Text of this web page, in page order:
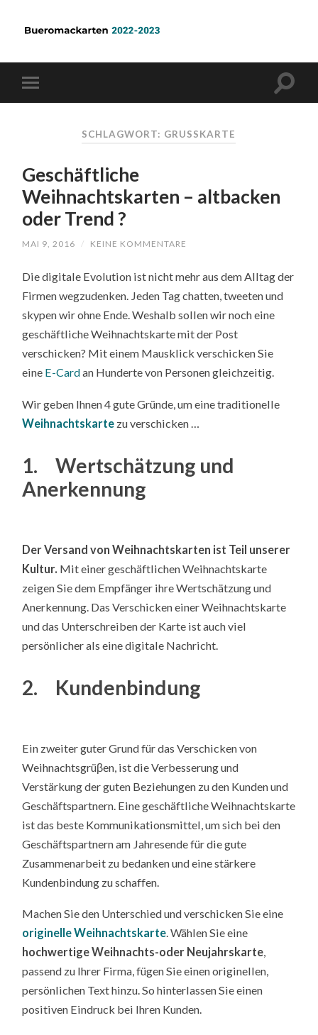
SCHLAGWORT: GRUSSKARTE
Geschäftliche
Weihnachtskarten – altbacken
oder Trend ?
MAI 9, 2016 / KEINE KOMMENTARE
Die digitale Evolution ist nicht mehr aus dem Alltag der
Firmen wegzudenken. Jeden Tag chatten, tweeten und
skypen wir ohne Ende. Weshalb sollen wir noch eine
geschäftliche Weihnachtskarte mit der Post
verschicken? Mit einem Mausklick verschicken Sie
eine E-Cardan Hunderte von Personen gleichzeitig.
Wir geben Ihnen 4 gute Gründe, um eine traditionelle
Weihnachtskarte zu verschicken …
1. Wertschätzung und
Anerkennung
Der Versand von Weihnachtskarten ist Teil unserer
Kultur. Mit einer geschäftlichen Weihnachtskarte
zeigen Sie dem Empfänger ihre Wertschätzung und
Anerkennung. Das Verschicken einer Weihnachtskarte
und das Unterschreiben der Karte ist auch viel
persönlicher als eine digitale Nachricht.
2. Kundenbindung
Ein zweiter guter Grund für das Verschicken von
Weihnachtsgrüβen, ist die Verbesserung und
Verstärkung der guten Beziehungen zu den Kunden und
Geschäftspartnern. Eine geschäftliche Weihnachtskarte
ist das beste Kommunikationsmittel, um sich bei den
Geschäftspartnern am Jahresende für die gute
Zusammenarbeit zu bedanken und eine stärkere
Kundenbindung zu schaffen.
Machen Sie den Unterschied und verschicken Sie eine
originelle Weihnachtskarte. Wählen Sie eine
hochwertige Weihnachts-oder Neujahrskarte,
passend zu Ihrer Firma, fügen Sie einen originellen,
persönlichen Text hinzu. So hinterlassen Sie einen
positiven Eindruck bei Ihren Kunden.